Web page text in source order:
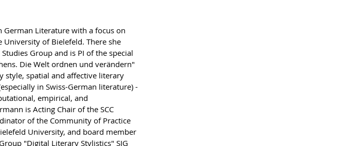
Literature with a focus on
of Bielefeld. There she
Group and is PI of the special
Die Welt ordnen und verändern"
style, spatial and affective literary
in Swiss-German literature) -
empirical, and
is Acting Chair of the SCC
of the Community of Practice
University, and board member
"Digital Literary Stylistics" SIG